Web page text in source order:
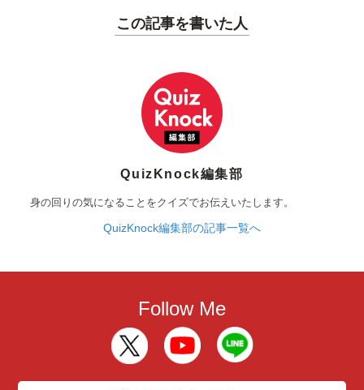
この記事を書いた人
QuizKnock編集部
身の回りの気になることをクイズでお伝えいたします。
QuizKnock編集部の記事一覧へ
Follow Me